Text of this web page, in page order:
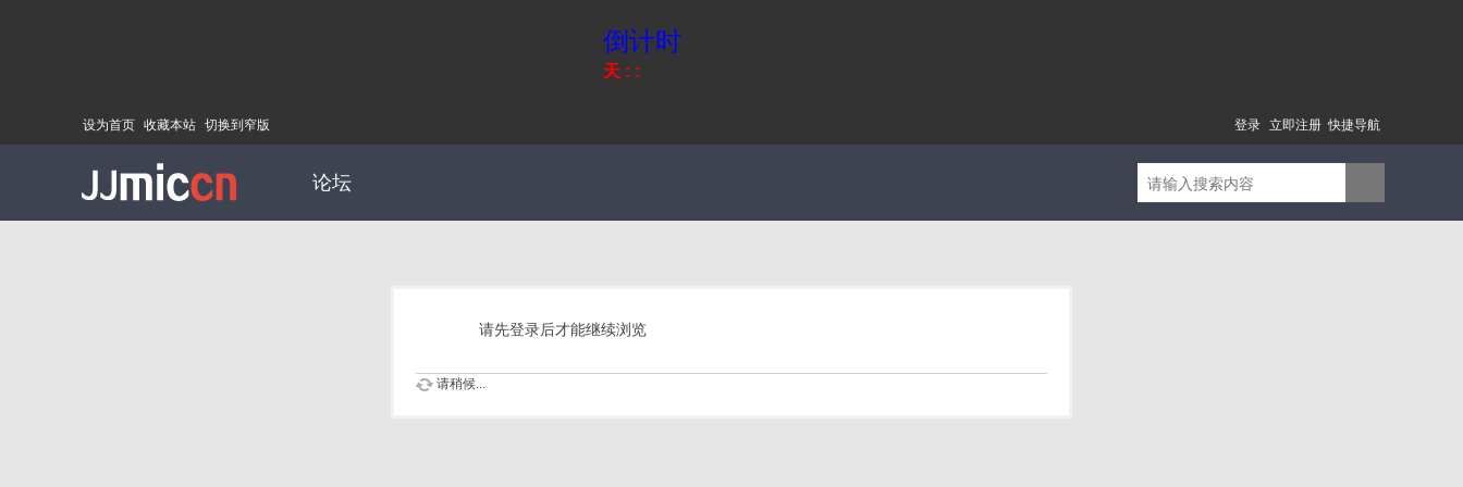
倒计时
天 : :
设为首页 收藏本站 切换到窄版 快捷导航
登录 立即注册
论坛
请先登录后才能继续浏览
请稍候...